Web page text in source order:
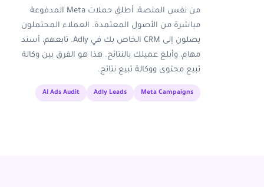
من نفس المنصة، أطلق حملات Meta المدفوعة
مباشرة من الأصول المعتمدة. العملاء المحتملون
يصلون إلى CRM الخاص بك في Adly. تابعهم، أسند
مهام، وأبلغ عميلك بالنتائج. هذا هو الفرق بين وكالة
تبيع محتوى ووكالة تبيع نتائج.
Meta Campaigns
Adly Leads
AI Ads Audit